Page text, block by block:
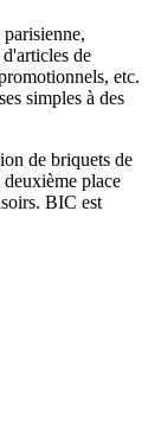
de
etc.
simples à des
de briquets de
place
BIC est